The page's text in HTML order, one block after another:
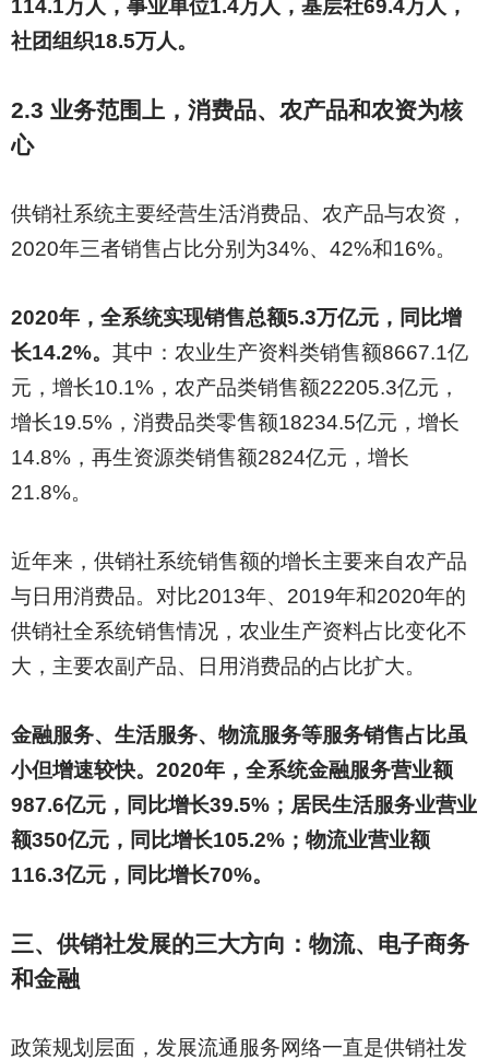
114.1万人，事业单位1.4万人，基层社69.4万人，
社团组织18.5万人。
2.3 业务范围上，消费品、农产品和农资为核
心
供销社系统主要经营生活消费品、农产品与农资，
2020年三者销售占比分别为34%、42%和16%。
2020年，全系统实现销售总额5.3万亿元，同比增
长14.2%。 其中：农业生产资料类销售额8667.1亿
元，增长10.1%，农产品类销售额22205.3亿元，
增长19.5%，消费品类零售额18234.5亿元，增长
14.8%，再生资源类销售额2824亿元，增长
21.8%。
近年来，供销社系统销售额的增长主要来自农产品
与日用消费品。对比2013年、2019年和2020年的
供销社全系统销售情况，农业生产资料占比变化不
大，主要农副产品、日用消费品的占比扩大。
金融服务、生活服务、物流服务等服务销售占比虽
小但增速较快。2020年，全系统金融服务营业额
987.6亿元，同比增长39.5%；居民生活服务业营业
额350亿元，同比增长105.2%；物流业营业额
116.3亿元，同比增长70%。
三、供销社发展的三大方向：物流、电子商务
和金融
政策规划层面，发展流通服务网络一直是供销社发